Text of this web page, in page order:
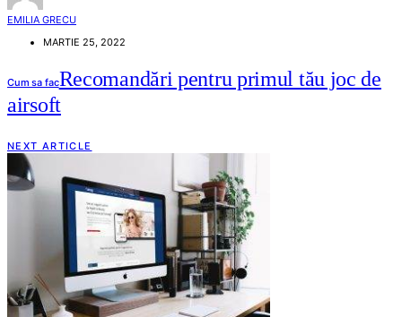
EMILIA GRECU
MARTIE 25, 2022
Cum sa facRecomandări pentru primul tău joc de
airsoft
NEXT ARTICLE